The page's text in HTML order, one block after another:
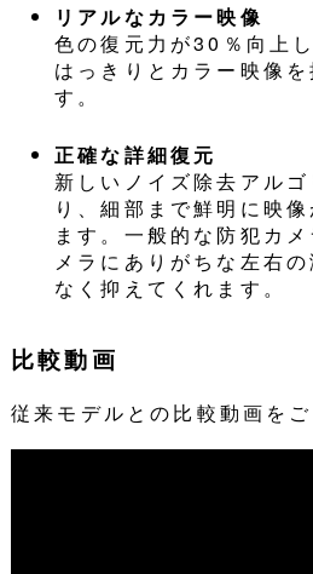
リアルなカラー映像
色の復元力が30％向上
はっきりとカラー映像を
す。
正確な詳細復元
新しいノイズ除去アルゴ
り、細部まで鮮明に映
ます。一般的な防犯カ
メラにありがちな左右の
なく抑えてくれます。
比較動画
従来モデルとの比較動画をご